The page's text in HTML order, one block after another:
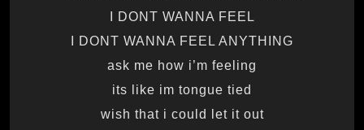
I DONT WANNA FEEL
I DONT WANNA FEEL ANYTHING
ask me how i’m feeling
its like im tongue tied
wish that i could let it out